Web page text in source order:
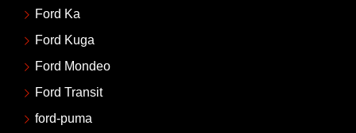
Ford Ka
Ford Kuga
Ford Mondeo
Ford Transit
ford-puma